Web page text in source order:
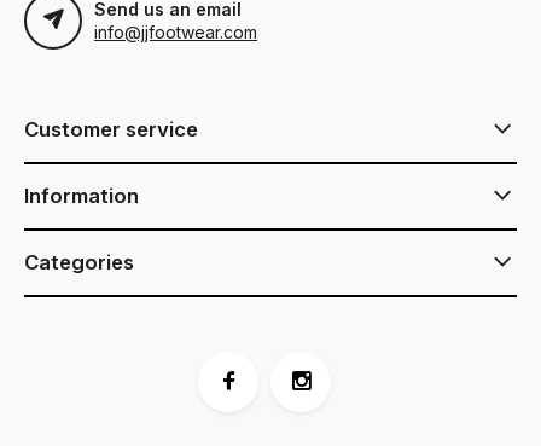
Send us an email
info@jjfootwear.com
Customer service
Information
Categories